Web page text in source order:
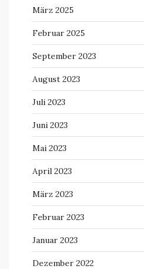
März 2025
Februar 2025
September 2023
August 2023
Juli 2023
Juni 2023
Mai 2023
April 2023
März 2023
Februar 2023
Januar 2023
Dezember 2022